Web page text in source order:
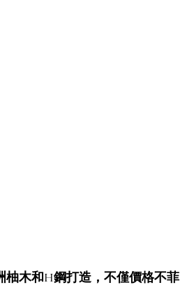
木和H鋼打造，不僅價格不